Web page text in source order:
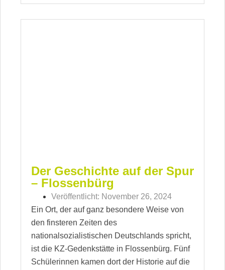
Der Geschichte auf der Spur
– Flossenbürg
Veröffentlicht: November 26, 2024
Ein Ort, der auf ganz besondere Weise von
den finsteren Zeiten des
nationalsozialistischen Deutschlands spricht,
ist die KZ-Gedenkstätte in Flossenbürg. Fünf
Schülerinnen kamen dort der Historie auf die